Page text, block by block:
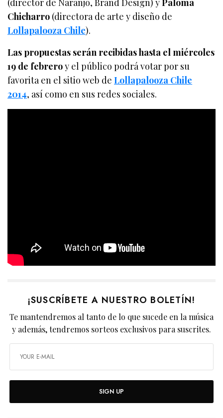
(director de Naranjo, Brand Design) yPaloma
Chicharro (directora de arte y diseño de
Lollapalooza Chile).
Las propuestas serán recibidas hasta el miércoles
19 de febreroy el público podrá votar por su
favorita en el sitio web deLollapalooza Chile
2014, así como en sus redes sociales.
¡SUSCRÍBETE A NUESTRO BOLETÍN!
Te mantendremos al tanto de lo que sucede en la música
y además, tendremos sorteos exclusivos para suscrites.
SIGN UP